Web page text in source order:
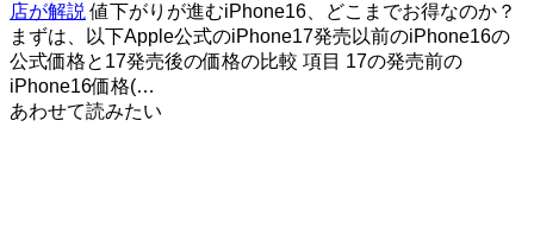
店が解説 値下がりが進むiPhone16、どこまでお得なのか？
まずは、以下Apple公式のiPhone17発売以前のiPhone16の
公式価格と17発売後の価格の比較 項目 17の発売前の
iPhone16価格(…
あわせて読みたい